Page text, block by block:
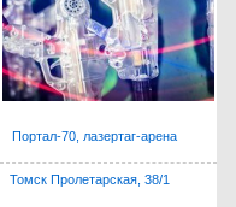
Портал-70, лазертаг-арена
Томск Пролетарская, 38/1